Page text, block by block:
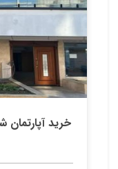
خرید آپارتمان